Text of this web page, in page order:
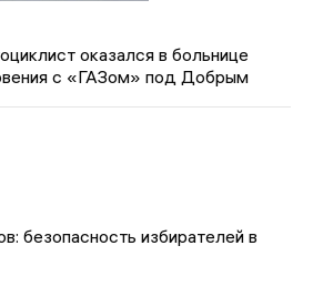
оказался в больнице
с «ГАЗом» под Добрым
безопасность избирателей в